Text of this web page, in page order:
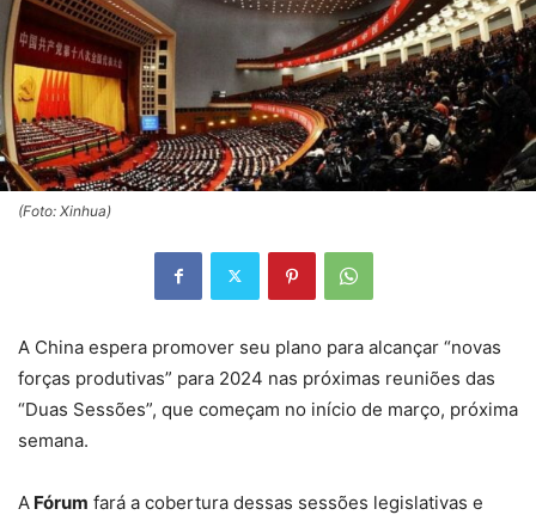
(Foto: Xinhua)
A China espera promover seu plano para alcançar “novas
forças produtivas” para 2024 nas próximas reuniões das
“Duas Sessões”, que começam no início de março, próxima
semana.
A Fórum fará a cobertura dessas sessões legislativas e